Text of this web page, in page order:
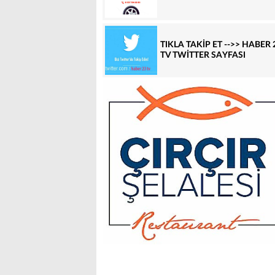
TIKLA TAKİP ET -->> HABER
TV TWİTTER SAYFASI